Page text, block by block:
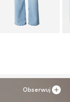
Obserwuj